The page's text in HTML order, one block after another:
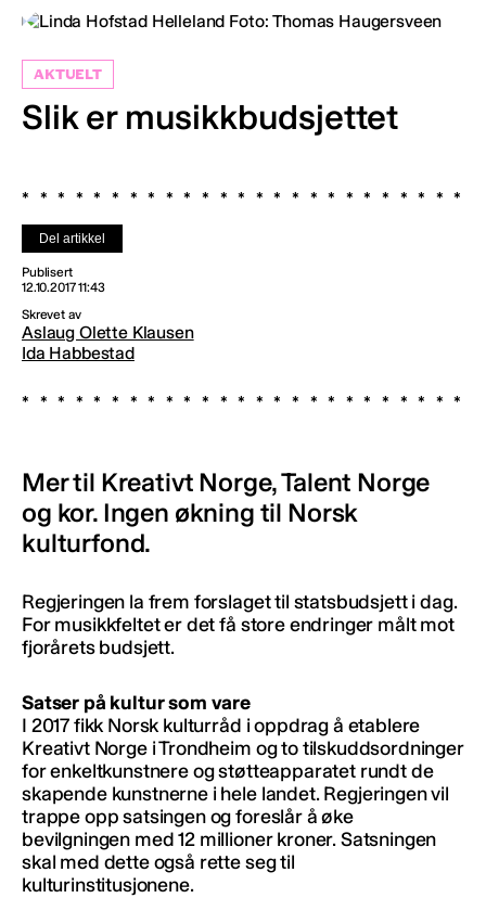
AKTUELT
Slik er musikkbudsjettet
Del artikkel
Publisert
12.10.2017 11:43
Skrevet av
Aslaug Olette Klausen
Ida Habbestad
Mer til Kreativt Norge, Talent Norge
og kor. Ingen økning til Norsk
kulturfond.
Regjeringen la frem forslaget til statsbudsjett i dag.
For musikkfeltet er det få store endringer målt mot
fjorårets budsjett.
Satser på kultur som vare
I 2017 fikk Norsk kulturråd i oppdrag å etablere
Kreativt Norge i Trondheim og to tilskuddsordninger
for enkeltkunstnere og støtteapparatet rundt de
skapende kunstnerne i hele landet. Regjeringen vil
trappe opp satsingen og foreslår å øke
bevilgningen med 12 millioner kroner. Satsningen
skal med dette også rette seg til
kulturinstitusjonene.